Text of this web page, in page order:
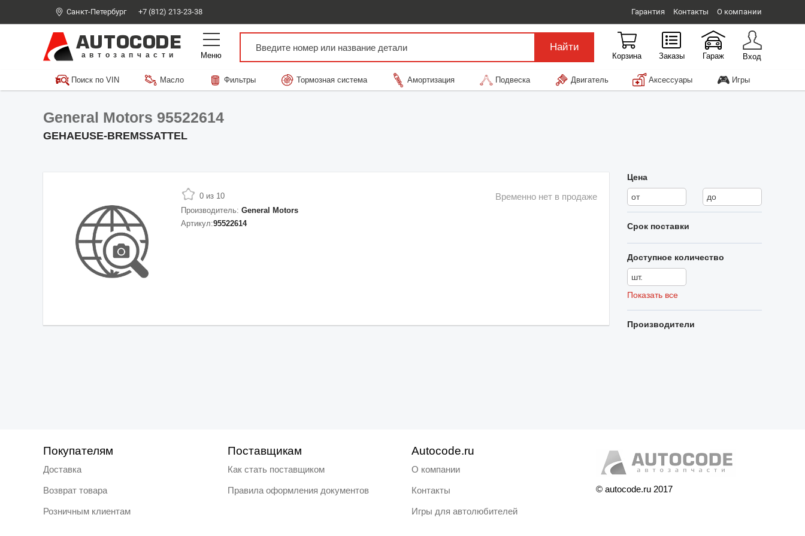
Санкт-Петербург +7 (812) 213-23-38 Гарантия Контакты О компании
AUTOCODE
автозапчасти Меню
Найти
Корзина Заказы Гараж Вход
Поиск по VIN Масло Фильтры Тормозная система Амортизация Подвеска Двигатель Аксессуары 🎮 Игры
General Motors 95522614
GEHAEUSE-BREMSSATTEL
0 из 10
Производитель: General Motors
Артикул:95522614
Временно нет в продаже
Цена
Срок поставки
Доступное количество
Показать все
Производители
Покупателям
Доставка
Возврат товара
Розничным клиентам
Поставщикам
Как стать поставщиком
Правила оформления документов
Autocode.ru
О компании
Контакты
Игры для автолюбителей
© autocode.ru 2017